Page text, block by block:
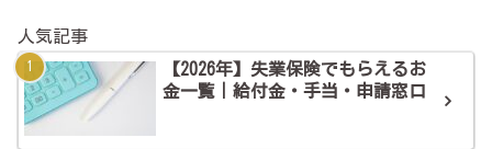
人気記事
【2026年】失業保険でもらえるお
金一覧｜給付金・手当・申請窓口